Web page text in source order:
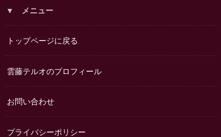
▼ メニュー
トップページに戻る
雲藤テルオのプロフィール
お問い合わせ
プライバシーポリシー